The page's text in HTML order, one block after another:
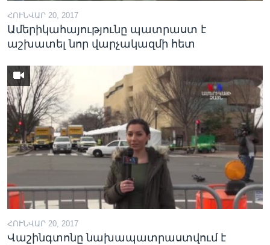
ՀՈՒՆՎԱՐ 20, 2017
Ամերիկահայությունը պատրաստ է
աշխատել նոր վարչակազմի հետ
ՀՈՒՆՎԱՐ 20, 2017
Վաշինգտոնը նախապատրաստվում է